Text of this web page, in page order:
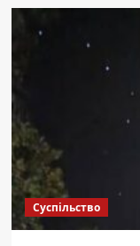
після
повертаємось
Суспільство